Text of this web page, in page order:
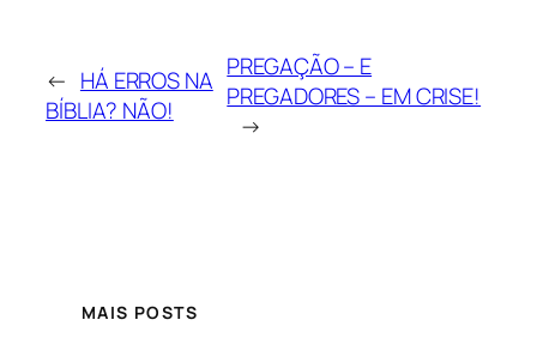
← HÁ ERROS NA
BÍBLIA? NÃO!
PREGAÇÃO – E
PREGADORES – EM CRISE!
→
MAIS POSTS